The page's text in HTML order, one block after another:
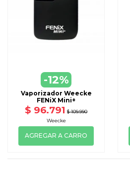
-12%
Vaporizador Weecke
FENiX Mini+
$ 96.791 $ 109.990
Weecke
AGREGAR A CARRO